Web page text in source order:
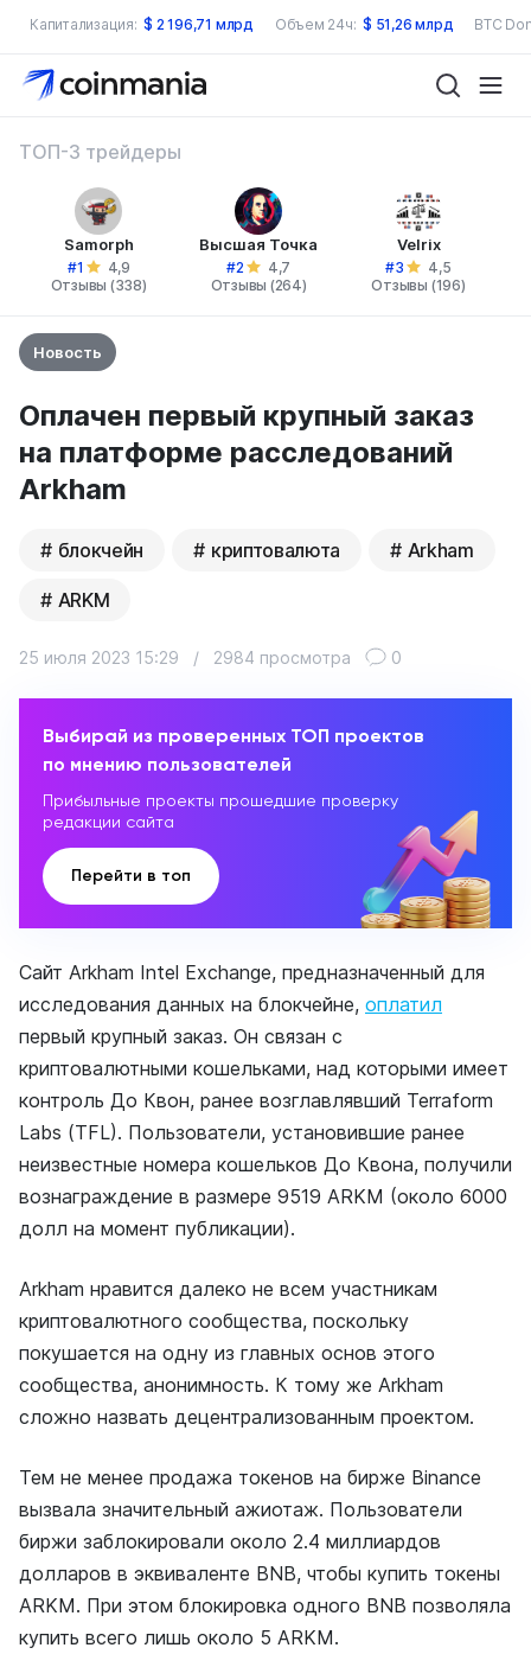
Капитализация: $ 2 196,71 млрд Объем 24ч: $ 51,26 млрд BTC
ТОП-3 трейдеры
Samorph
#1
4,9
Отзывы (338)
Высшая Точка
#2
4,7
Отзывы (264)
Velrix
#3
4,5
Отзывы (196)
Новость
Оплачен первый крупный заказ
на платформе расследований
Arkham
блокчейн криптовалюта Arkham
ARKM
25 июля 2023 15:29 / 2984 просмотра 0
Выбирай из проверенных ТОП проектов
по мнению пользователей
Прибыльные проекты прошедшие проверку
редакции сайта
Перейти в топ
Сайт Arkham Intel Exchange, предназначенный для
исследования данных на блокчейне, оплатил
первый крупный заказ. Он связан с
криптовалютными кошельками, над которыми имеет
контроль До Квон, ранее возглавлявший Terraform
Labs (TFL). Пользователи, установившие ранее
неизвестные номера кошельков До Квона, получили
вознаграждение в размере 9519 ARKM (около 6000
долл на момент публикации).
Arkham нравится далеко не всем участникам
криптовалютного сообщества, поскольку
покушается на одну из главных основ этого
сообщества, анонимность. К тому же Arkham
сложно назвать децентрализованным проектом.
Тем не менее продажа токенов на бирже Binance
вызвала значительный ажиотаж. Пользователи
биржи заблокировали около 2.4 миллиардов
долларов в эквиваленте BNB, чтобы купить токены
ARKM. При этом блокировка одного BNB позволяла
купить всего лишь около 5 ARKM.